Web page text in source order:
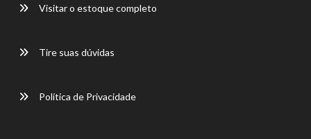
Visitar o estoque completo
Tire suas dúvidas
Política de Privacidade